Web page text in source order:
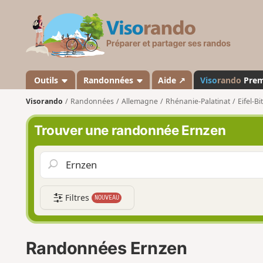
s
a
n
d
o
Outils Randonnées Aide ↗ Visorando
Visorando Randonnées Allemagne Rhénanie-Palatinat Eifel-
Trouver une randonnée Ernzen
Filtres NOUVEAU
Randonnées Ernzen